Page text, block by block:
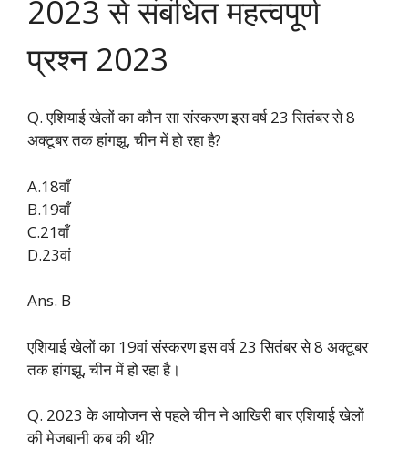
2023 से संबंधित महत्वपूर्ण
प्रश्न 2023
Q. एशियाई खेलों का कौन सा संस्करण इस वर्ष 23 सितंबर से 8
अक्टूबर तक हांगझू, चीन में हो रहा है?
A.18वाँ
B.19वाँ
C.21वाँ
D.23वां
Ans. B
एशियाई खेलों का 19वां संस्करण इस वर्ष 23 सितंबर से 8 अक्टूबर
तक हांगझू, चीन में हो रहा है।
Q. 2023 के आयोजन से पहले चीन ने आखिरी बार एशियाई खेलों
की मेजबानी कब की थी?